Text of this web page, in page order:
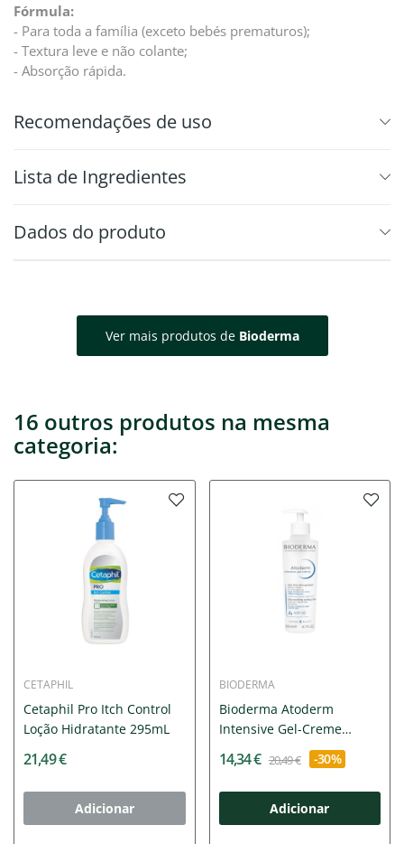
Fórmula:
- Para toda a família (exceto bebés prematuros);
- Textura leve e não colante;
- Absorção rápida.
Recomendações de uso
⁠Lista de Ingredientes
Dados do produto
Ver mais produtos de Bioderma
16 outros produtos na mesma
categoria:
CETAPHIL
Cetaphil Pro Itch Control
Loção Hidratante 295mL
21,49 €
Adicionar
BIODERMA
Bioderma Atoderm
Intensive Gel-Creme
14,34 € 20,49 € -30%
Adicionar